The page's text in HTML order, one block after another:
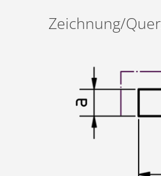
Zeichnung/